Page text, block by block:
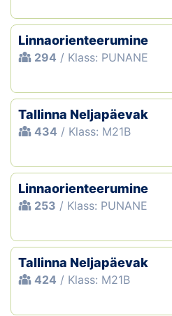
Linnaorienteerumine
294 / Klass: PUNANE
Tallinna Neljapäevak
434 / Klass: M21B
Linnaorienteerumine
253 / Klass: PUNANE
Tallinna Neljapäevak
424 / Klass: M21B